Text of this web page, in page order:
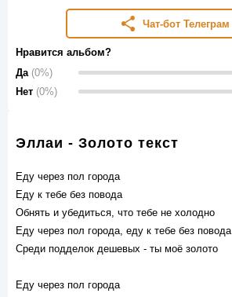
Чат-бот Телеграм
Нравится альбом?
Да (0%)
Нет (0%)
Эллаи - Золото текст
Еду через пол города
Еду к тебе без повода
Обнять и убедиться, что тебе не холодно
Еду через пол города, еду к тебе без повода
Среди подделок дешевых - ты моё золото
Еду через пол города